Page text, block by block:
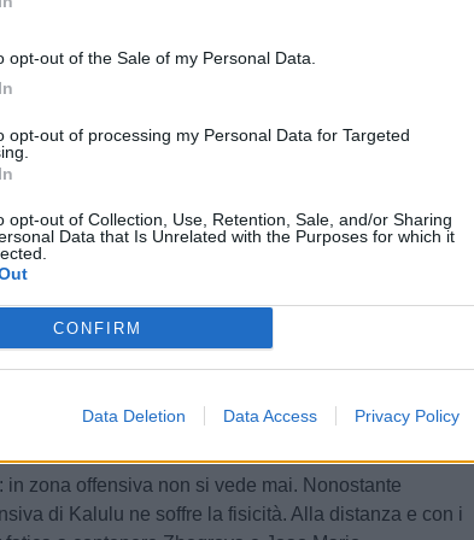
opt-out of the Sale of my Personal Data.
opt-out of processing my Personal Data for Targeted
opt-out of Collection, Use, Retention, Sale, and/or Sharing
Data that Is Unrelated with the Purposes for which it
CONFIRM
Data Deletion Data Access Privacy Policy
di esclusivo contenimento la sua, incaricato a
a Kossounou, sul rientro di Yildiz verso il centro
mettere una pezza ad un'ingenuità del difensore
Nel finale, invece, l'ingenuità la commette lui
intervento e commettando fallo su McKennie. Netta la
la sua qualità fa sempre notizia vederlo sbagliare
che ha lanciato a rete l'olandese. Chiude la
: in zona offensiva non si vede mai. Nonostante
di Kalulu ne soffre la fisicità. Alla distanza e con i